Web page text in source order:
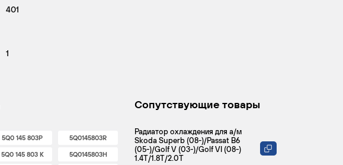
401
1
5Q0 145 803P 5Q0145803R
5Q0 145 803 K 5Q0145803H
Сопутствующие товары
Радиатор охлаждения для а/м
Skoda Superb (08-)/Passat B6
(05-)/Golf V (03-)/Golf VI (08-)
1.4T/1.8T/2.0T